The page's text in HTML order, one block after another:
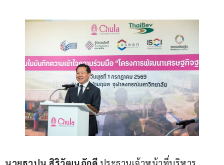
นายฐาปน สิริวัฒนภักดี ประธานเจ้าหน้าที่บริหาร